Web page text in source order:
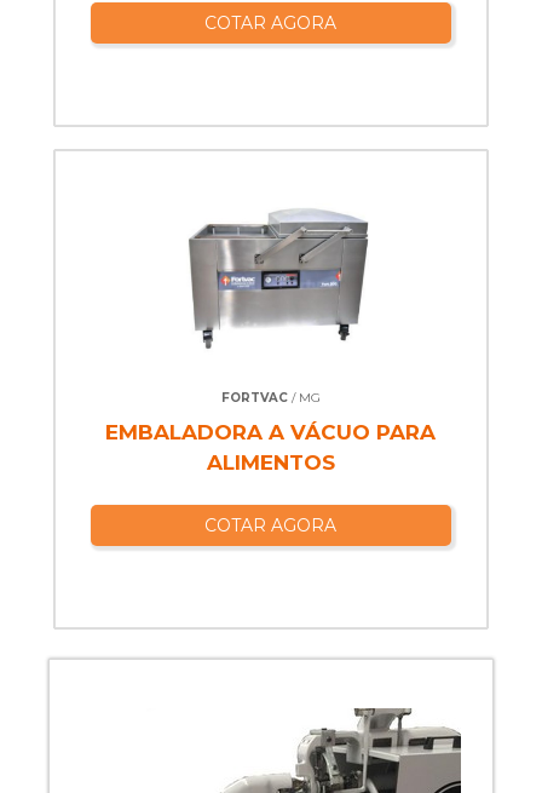
COTAR AGORA
FORTVAC/ MG
EMBALADORA A VÁCUO PARA
ALIMENTOS
COTAR AGORA